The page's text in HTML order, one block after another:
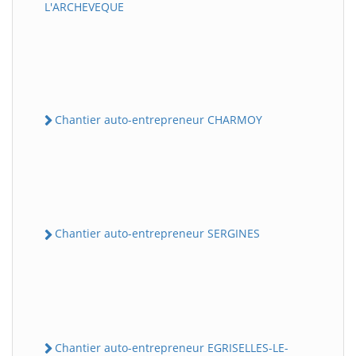
L'ARCHEVEQUE
Chantier auto-entrepreneur CHARMOY
Chantier auto-entrepreneur SERGINES
Chantier auto-entrepreneur EGRISELLES-LE-